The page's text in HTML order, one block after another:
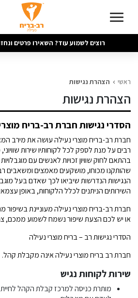
רוצים לשמוע עוד? השאירו פרטים
ראשי הצהרת נגישות
הצהרת נגישות
הסדרי נגישות חברת רב-בריח
חברת רב-בריח מוצרי נעילה עושה את מירב
רבים על מנת לספק לכל לקוחותיו שירות
שהותקנו מכוחו, מושקעים מאמצים ומשאבים
הנגישות הנדרשות שיביאו לכך שאדם בעל
השירותים הניתנים לכלל הלקוחות, באופן עצמאי
חברת רב-בריח מוצרי נעילה מעוניינת
או יש לכם הצעת שיפור נשמח לשמוע ממכם,
הסדרי נגישות רב – בריח מוצרי נעילה
חברת רב בריח מוצרי נעילה אינה מקבלת קהל.
שירות לקוחות נגיש
מותרת כניסה למרכז קבלת הקהל לחיית